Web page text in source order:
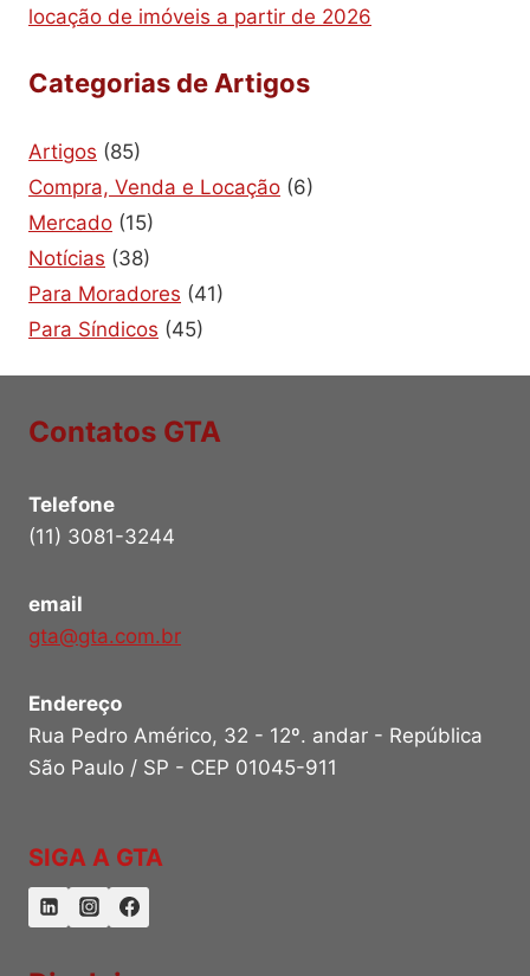
locação de imóveis a partir de 2026
Categorias de Artigos
Artigos (85)
Compra, Venda e Locação (6)
Mercado (15)
Notícias (38)
Para Moradores (41)
Para Síndicos (45)
Contatos GTA
Telefone
(11) 3081-3244
email
gta@gta.com.br
Endereço
Rua Pedro Américo, 32 - 12º. andar - República
São Paulo / SP - CEP 01045-911
SIGA A GTA